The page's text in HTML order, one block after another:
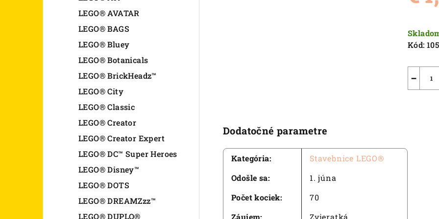
LEGO® AVATAR
LEGO® BAGS
LEGO® Bluey
LEGO® Botanicals
LEGO® BrickHeadz™
LEGO® City
LEGO® Classic
LEGO® Creator
LEGO® Creator Expert
LEGO® DC™ Super Heroes
LEGO® Disney™
LEGO® DOTS
LEGO® DREAMZzz™
LEGO® DUPLO®
cena:
Kód:
−
Dodatočné parametre
Kategória:
Stavebnice LEGO®
Odošle sa:
1. júna
Počet kociek:
70
Záujem: Zvieratká